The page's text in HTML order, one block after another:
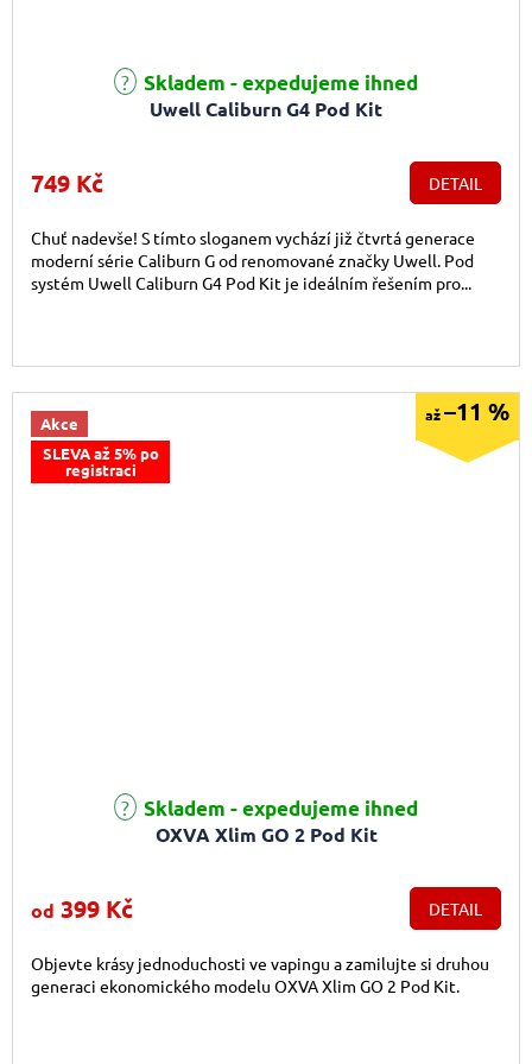
Uwell Caliburn G4 Pod Kit
Průměrné hodnocení produktu je 5,0 z 5 hvězdiček.
Skladem - expedujeme ihned
749 Kč DETAIL
Chuť nadevše! S tímto sloganem vychází již čtvrtá generace
moderní série Caliburn G od renomované značky Uwell. Pod
systém Uwell Caliburn G4 Pod Kit je ideálním řešením pro...
Akce
SLEVA až 5% po
registraci
až–11 %
OXVA Xlim GO 2 Pod Kit
Průměrné hodnocení produktu je 5,0 z 5 hvězdiček.
Skladem - expedujeme ihned
od 399 Kč DETAIL
Objevte krásy jednoduchosti ve vapingu a zamilujte si druhou
generaci ekonomického modelu OXVA Xlim GO 2 Pod Kit.